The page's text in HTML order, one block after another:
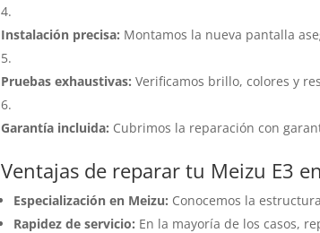
Instalación precisa: Montamos la nueva pantalla
Pruebas exhaustivas: Verificamos brillo, colores y
Garantía incluida: Cubrimos la reparación con
Ventajas de reparar tu Meizu E3
Especialización en Meizu: Conocemos la
Rapidez de servicio: En la mayoría de los casos,